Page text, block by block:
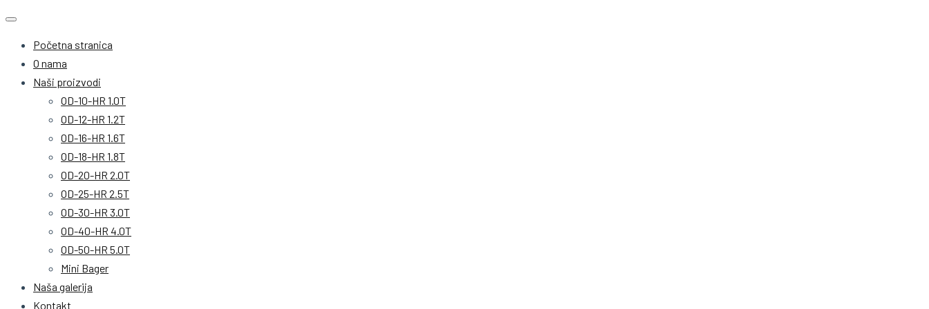
Početna stranica
O nama
Naši proizvodi
OD-10-HR 1.0T
OD-12-HR 1.2T
OD-16-HR 1.6T
OD-18-HR 1.8T
OD-20-HR 2.0T
OD-25-HR 2.5T
OD-30-HR 3.0T
OD-40-HR 4.0T
OD-50-HR 5.0T
Mini Bager
Naša galerija
Kontakt